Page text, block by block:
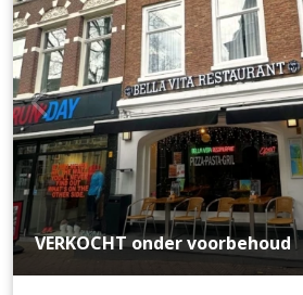
VERKOCHT onder voorbehoud